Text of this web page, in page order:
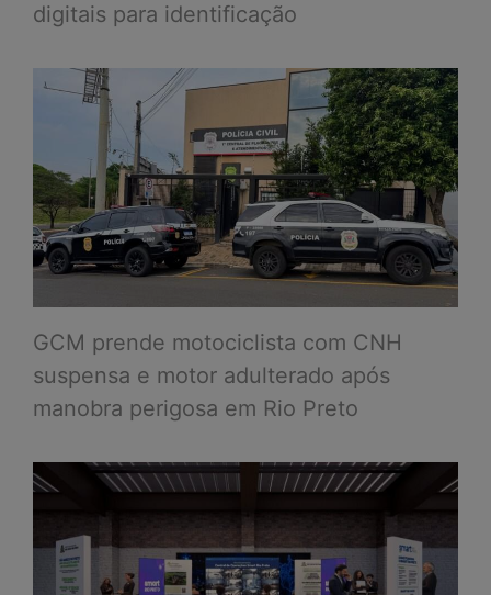
digitais para identificação
GCM prende motociclista com CNH
suspensa e motor adulterado após
manobra perigosa em Rio Preto